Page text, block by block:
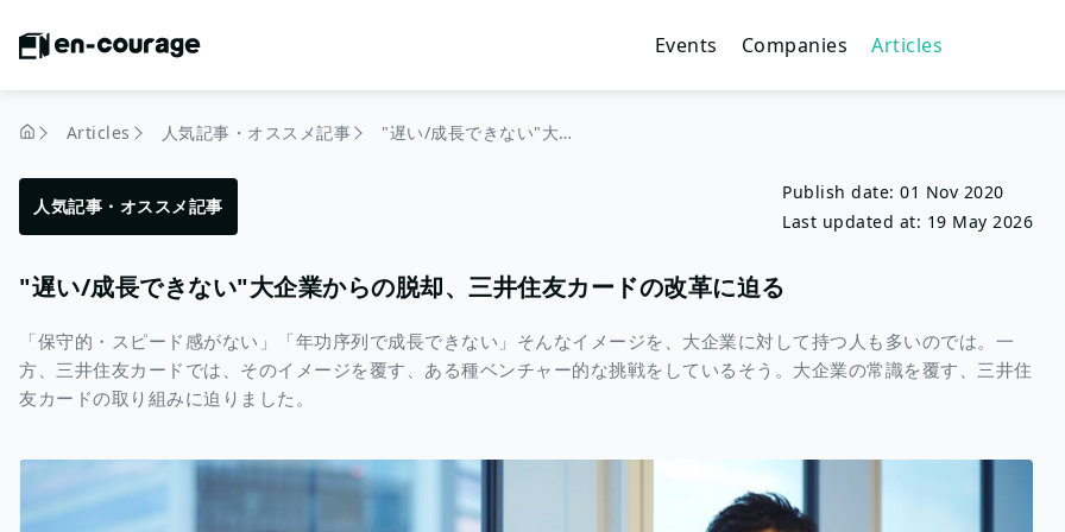
Events Companies Articles
home Articles 人気記事・オススメ記事 "遅い/成長できない"大企業からの脱却、三井住友カードの改革に迫る
人気記事・オススメ記事
Publish date:01 Nov 2020
Last updated at: 19 May 2026
"遅い/成長できない"大企業からの脱却、三井住友カードの改革に迫る
「保守的・スピード感がない」「年功序列で成長できない」そんなイメージを、大企業に対して持つ人も多いのでは。一
方、三井住友カードでは、そのイメージを覆す、ある種ベンチャー的な挑戦をしているそう。大企業の常識を覆す、三井住
友カードの取り組みに迫りました。